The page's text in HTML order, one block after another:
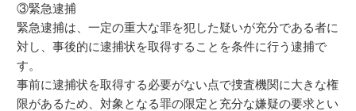
③緊急逮捕
緊急逮捕は、一定の重大な罪を犯した疑いが充分である者に
対し、事後的に逮捕状を取得することを条件に行う逮捕で
す。
事前に逮捕状を取得する必要がない点で捜査機関に大きな権
限があるため、対象となる罪の限定と充分な嫌疑の要求とい